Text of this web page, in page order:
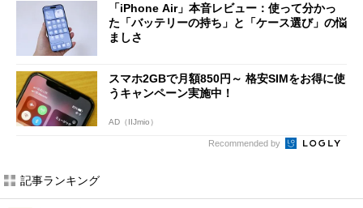
「iPhone Air」本音レビュー：使って分かっ
た「バッテリーの持ち」と「ケース選び」の悩
ましさ
スマホ2GBで月額850円～ 格安SIMをお得に使
うキャンペーン実施中！
AD（IIJmio）
Recommended by
記事ランキング